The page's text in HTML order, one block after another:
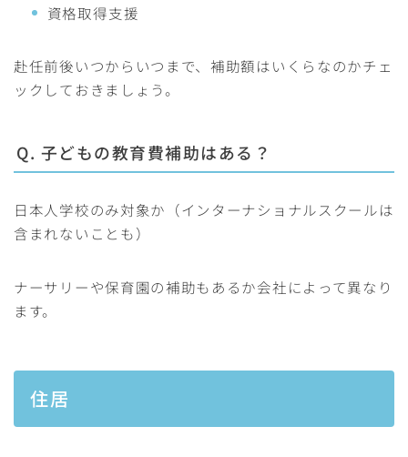
資格取得支援
赴任前後いつからいつまで、補助額はいくらなのかチェ
ックしておきましょう。
Q. 子どもの教育費補助はある？
日本人学校のみ対象か（インターナショナルスクールは
含まれないことも）
ナーサリーや保育園の補助もあるか会社によって異なり
ます。
住居